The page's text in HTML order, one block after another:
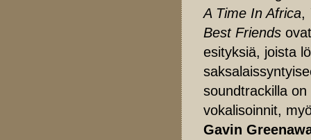
A Time In Africa,
Best Friends
esityksiä, joista
soundtrackilla
vokalisoinnit,
Gavin